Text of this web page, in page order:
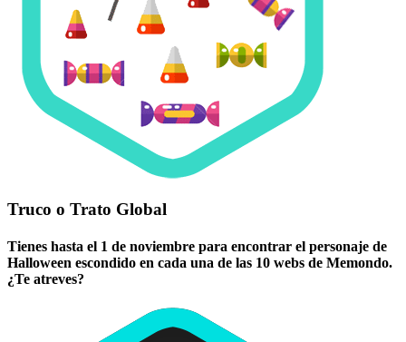
Truco o Trato Global
Tienes hasta el 1 de noviembre para encontrar el personaje de
Halloween escondido en cada una de las 10 webs de Memondo.
¿Te atreves?